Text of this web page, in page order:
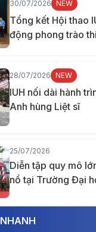
30/07/2026 NEW
Tổng kết Hội thao
động phong trào
mừng 70 năm
28/07/2026 NEW
IUH nối dài hành
Anh hùng Liệt sĩ
25/07/2026
Diễn tập quy mô
nổ tại Trường Đại
nghiệp TP.HCM